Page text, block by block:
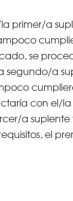
primer/a
se
segundo/a
con el/
a
el